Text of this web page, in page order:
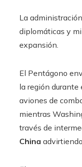
La
diplomáticas y
expansión.
El Pentágono
la región durante
aviones de
mientras
través de
China